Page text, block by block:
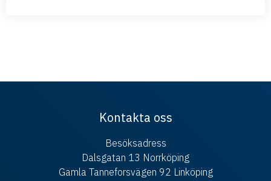
Kontakta oss
Besöksadress
Dalsgatan 13 Norrköping
Gamla Tanneforsvägen 92 Linköping